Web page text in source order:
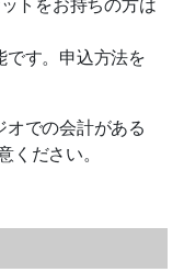
です。申込方法を
での会計がある
ください。